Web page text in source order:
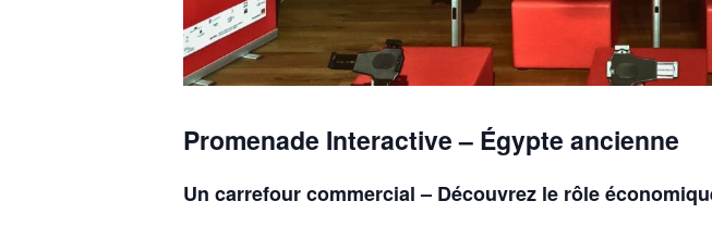
Promenade Interactive – Égypte ancienne
Un carrefour commercial – Découvrez le rôle